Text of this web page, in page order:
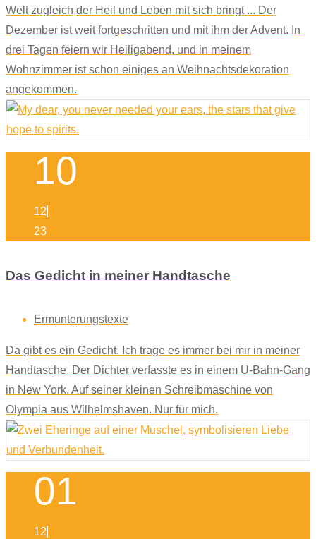
Welt zugleich,der Heil und Leben mit sich bringt ... Der
Dezember ist weit fortgeschritten und mit ihm der Advent. In
drei Tagen feiern wir Heiligabend, und in meinem
Wohnzimmer ist schon einiges an Weihnachtsdekoration
angekommen.
10
12
23
Das Gedicht in meiner Handtasche
Ermunterungstexte
Da gibt es ein Gedicht. Ich trage es immer bei mir in meiner
Handtasche. Der Dichter verfasste es in einem U-Bahn-Gang
in New York. Auf seiner kleinen Schreibmaschine von
Olympia aus Wilhelmshaven. Nur für mich.
01
12